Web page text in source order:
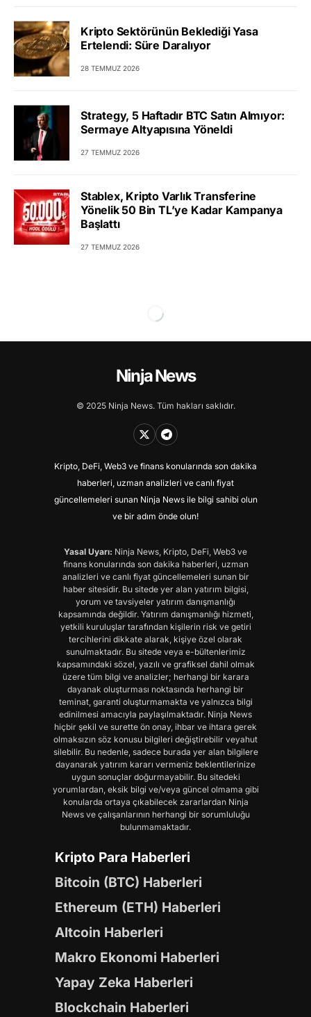
Kripto Sektörünün Beklediği Yasa
Ertelendi: Süre Daralıyor
28 TEMMUZ 2026
Strategy, 5 Haftadır BTC Satın Almıyor:
Sermaye Altyapısına Yöneldi
27 TEMMUZ 2026
Stablex, Kripto Varlık Transferine
Yönelik 50 Bin TL’ye Kadar Kampanya
Başlattı
27 TEMMUZ 2026
Ninja News
© 2025 Ninja News. Tüm hakları saklıdır.
Kripto, DeFi, Web3 ve finans konularında son dakika
haberleri, uzman analizleri ve canlı fiyat
güncellemeleri sunan Ninja News ile bilgi sahibi olun
ve bir adım önde olun!
Yasal Uyarı: Ninja News, Kripto, DeFi, Web3 ve
finans konularında son dakika haberleri, uzman
analizleri ve canlı fiyat güncellemeleri sunan bir
haber sitesidir. Bu sitede yer alan yatırım bilgisi,
yorum ve tavsiyeler yatırım danışmanlığı
kapsamında değildir. Yatırım danışmanlığı hizmeti,
yetkili kuruluşlar tarafından kişilerin risk ve getiri
tercihlerini dikkate alarak, kişiye özel olarak
sunulmaktadır. Bu sitede veya e-bültenlerimiz
kapsamındaki sözel, yazılı ve grafiksel dahil olmak
üzere tüm bilgi ve analizler; herhangi bir karara
dayanak oluşturması noktasında herhangi bir
teminat, garanti oluşturmamakta ve yalnızca bilgi
edinilmesi amacıyla paylaşılmaktadır. Ninja News
hiçbir şekil ve surette ön onay, ihbar ve ihtara gerek
olmaksızın söz konusu bilgileri değiştirebilir veyahut
silebilir. Bu nedenle, sadece burada yer alan bilgilere
dayanarak yatırım kararı vermeniz beklentilerinize
uygun sonuçlar doğurmayabilir. Bu sitedeki
yorumlardan, eksik bilgi ve/veya güncel olmama gibi
konularda ortaya çıkabilecek zararlardan Ninja
News ve çalışanlarının herhangi bir sorumluluğu
bulunmamaktadır.
Kripto Para Haberleri
Bitcoin (BTC) Haberleri
Ethereum (ETH) Haberleri
Altcoin Haberleri
Makro Ekonomi Haberleri
Yapay Zeka Haberleri
Blockchain Haberleri